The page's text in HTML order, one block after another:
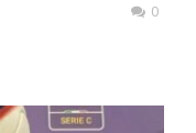
0